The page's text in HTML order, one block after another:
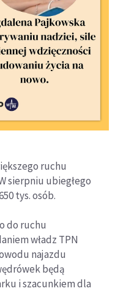
ruchu
sierpniu ubiegłego
tys. osób.
do ruchu
władz TPN
najazdu
będą
i szacunkiem dla